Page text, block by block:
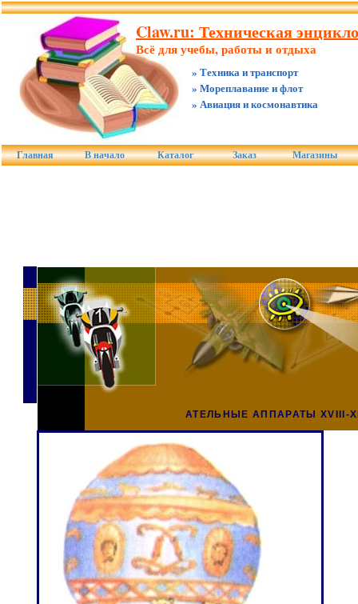
Claw.ru: Техническая
Всё для учебы, работы и отдыха
» Техника и транспорт
» Мореплавание и флот
» Авиация и космонавтика
Главная В начало Каталог Заказ Магазины
АТЕЛЬНЫЕ АППАРАТЫ XVIII-